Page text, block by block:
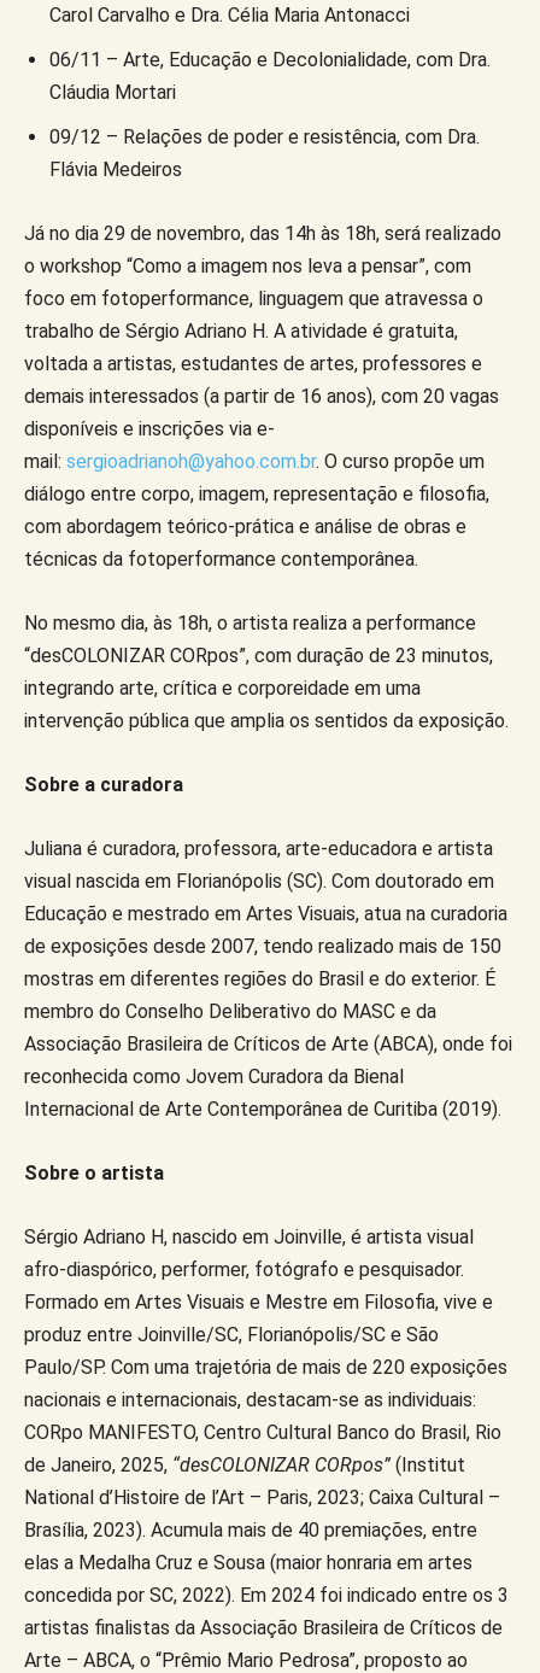
Carol Carvalho e Dra. Célia Maria Antonacci
06/11 – Arte, Educação e Decolonialidade, com Dra.
Cláudia Mortari
09/12 – Relações de poder e resistência, com Dra.
Flávia Medeiros
Já no dia 29 de novembro, das 14h às 18h, será realizado
o workshop “Como a imagem nos leva a pensar”, com
foco em fotoperformance, linguagem que atravessa o
trabalho de Sérgio Adriano H. A atividade é gratuita,
voltada a artistas, estudantes de artes, professores e
demais interessados (a partir de 16 anos), com 20 vagas
disponíveis e inscrições via e-
mail: sergioadrianoh@yahoo.com.br. O curso propõe um
diálogo entre corpo, imagem, representação e filosofia,
com abordagem teórico-prática e análise de obras e
técnicas da fotoperformance contemporânea.
No mesmo dia, às 18h, o artista realiza a performance
“desCOLONIZAR CORpos”, com duração de 23 minutos,
integrando arte, crítica e corporeidade em uma
intervenção pública que amplia os sentidos da exposição.
Sobre a curadora
Juliana é curadora, professora, arte-educadora e artista
visual nascida em Florianópolis (SC). Com doutorado em
Educação e mestrado em Artes Visuais, atua na curadoria
de exposições desde 2007, tendo realizado mais de 150
mostras em diferentes regiões do Brasil e do exterior. É
membro do Conselho Deliberativo do MASC e da
Associação Brasileira de Críticos de Arte (ABCA), onde foi
reconhecida como Jovem Curadora da Bienal
Internacional de Arte Contemporânea de Curitiba (2019).
Sobre o artista
Sérgio Adriano H, nascido em Joinville, é artista visual
afro-diaspórico, performer, fotógrafo e pesquisador.
Formado em Artes Visuais e Mestre em Filosofia, vive e
produz entre Joinville/SC, Florianópolis/SC e São
Paulo/SP. Com uma trajetória de mais de 220 exposições
nacionais e internacionais, destacam-se as individuais:
CORpo MANIFESTO, Centro Cultural Banco do Brasil, Rio
de Janeiro, 2025, “desCOLONIZAR CORpos” (Institut
National d’Histoire de l’Art – Paris, 2023; Caixa Cultural –
Brasília, 2023). Acumula mais de 40 premiações, entre
elas a Medalha Cruz e Sousa (maior honraria em artes
concedida por SC, 2022). Em 2024 foi indicado entre os 3
artistas finalistas da Associação Brasileira de Críticos de
Arte – ABCA, o “Prêmio Mario Pedrosa”, proposto ao